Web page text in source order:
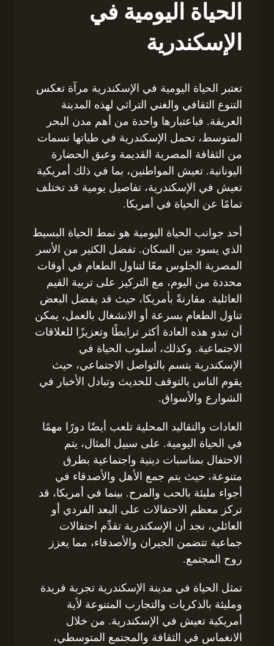
الحياة اليومية في
الإسكندرية
تعتبر الحياة اليومية في الإسكندرية مرآة تعكس
التنوع الثقافي والغني التراثي لهذه المدينة
العريقة. فباعتبارها واحدة من أهم مدن البحر
المتوسط، تحمل الإسكندرية في طياتها نسمات
من الثقافة المصرية القديمة وعبق الحضارة
اليونانية. تعيش المواطنين، بما في ذلك أمريكية
تعيش في الإسكندرية، تفاصيل يومية قد تختلف
تمامًا عن الحياة في أمريكا.
أحد جوانب الحياة اليومية هو نمط الحياة البسيط
الذي يسود بين السكان. تفضل الكثير من الأسر
المصرية الجلوس معًا لتناول الطعام في أوقات
محددة من اليوم، مع التركيز على تربية القيم
العائلية. مقارنةً بأمريكا، حيث قد يفضل البعض
تناول الطعام بسرعة أو الانشغال بالعمل، يمكن
أن تبدو هذه العادة أكثر ترابطًا وتعزيزًا للعلاقات
الاجتماعية. وكذلك، أسلوب الحياة في
الإسكندرية يتسم بالتواصل الاجتماعي، حيث
يقوم الناس بالتوقف للحديث وتبادل الأخبار في
الشوارع والأسواق.
العادات والتقاليد المحلية تلعب أيضًا دورًا مهمًا
في الحياة اليومية. على سبيل المثال، يتم
الاحتفال بمناسبات دينية واجتماعية بطرق
متنوعة، حيث يتم جمع الأهل والأصدقاء في
أجواء مليئة بالحب والمرح. بينما في أمريكا، قد
تركز معظم الاحتفالات على البعد الفردي أو
العائلي، نجد أن الإسكندرية تقدِّم احتفالات
جماعية تتضمن الجيران والأصدقاء، مما يعزز
روح المجتمع.
تمثل الحياة في مدينة الإسكندرية تجربة فريدة
ومليئة بالذكريات والتجارب المتنوعة لأية
أمريكية تعيش في الإسكندرية. من خلال
الانغماس في الثقافة والمجتمع المتوسطي،